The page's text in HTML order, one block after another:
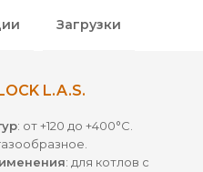
Загрузки
L.A.S.
: от +120 до +400°С.
: для котлов с